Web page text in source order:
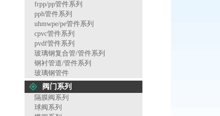
frpp/pp管件系列
pph管件系列
uhmwpe/pe管件系列
cpvc管件系列
pvdf管件系列
玻璃钢复合管/管件系列
钢衬管道/管件系列
玻璃钢管件
阀门系列
隔膜阀系列
球阀系列